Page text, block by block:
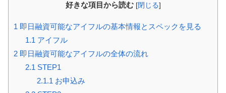
好きな項目から読む [閉じる]
1 即日融資可能なアイフルの基本情報とスペックを見る
1.1 アイフル
2 即日融資可能なアイフルの全体の流れ
2.1 STEP1
2.1.1 お申込み